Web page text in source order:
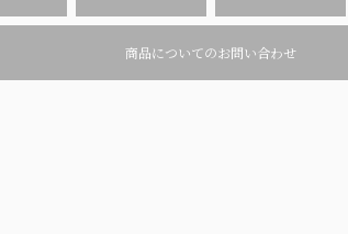
商品についてのお問い合わせ